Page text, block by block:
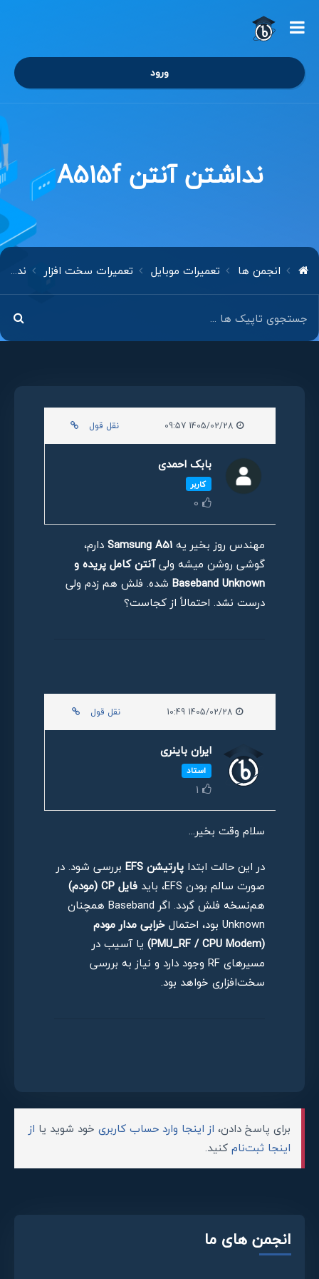
ورود
نداشتن آنتن A515f
انجمن ها تعمیرات موبایل تعمیرات سخت افزار نداشتن آنتن A515f
نقل قول
بابک احمدی
کاربر
0
مهندس روز بخیر یهSamsung A51دارم،
گوشی روشن میشه ولیآنتن کامل پریده و
Baseband Unknown شده. فلش هم زدم ولی
درست نشد. احتمالاً از کجاست؟
1405/02/28 10:49 نقل قول
ایران باینری
استاد
1
سلام وقت بخیر...
در این حالت ابتداپارتیشن EFS
بررسی شود. در
صورت سالم بودن EFS، باید
فایل CP (مودم)
هم‌نسخه فلش گردد. اگر Baseband همچنان
Unknown بود، احتمال
خرابی مدار مودم
(PMU_RF / CPU Modem)
یا آسیب در
مسیرهای RF وجود دارد و نیاز به بررسی
سخت‌افزاری خواهد بود.
برای پاسخ دادن، از اینجا وارد حساب کاربری خود شوید یا از
اینجا ثبت‌نامکنید.
انجمن های ما